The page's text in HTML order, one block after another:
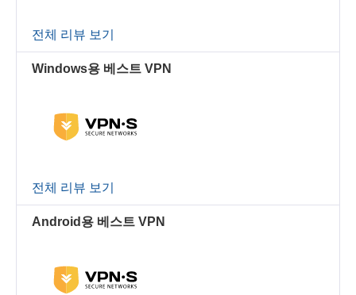
전체 리뷰 보기
Windows용 베스트 VPN
전체 리뷰 보기
Android용 베스트 VPN